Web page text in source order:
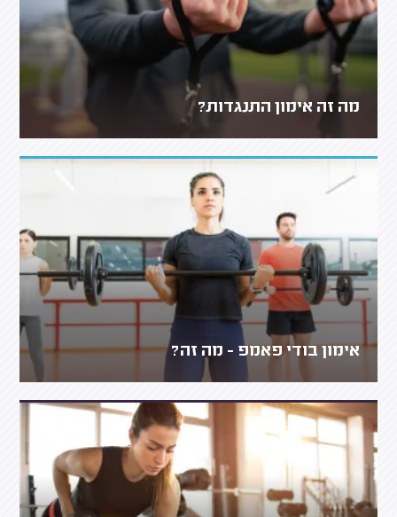
מה זה אימון התנגדות?
אימון בודי פאמפ - מה זה?